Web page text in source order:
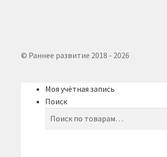
© Раннее развитие 2018 - 2026
Моя учётная запись
Поиск